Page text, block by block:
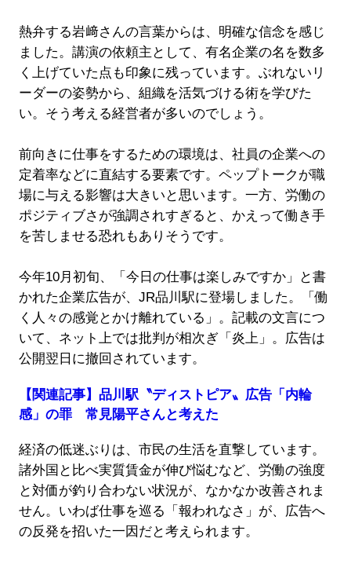
熱弁する岩﨑さんの言葉からは、明確な信念を感じ
ました。講演の依頼主として、有名企業の名を数多
く上げていた点も印象に残っています。ぶれないリ
ーダーの姿勢から、組織を活気づける術を学びた
い。そう考える経営者が多いのでしょう。
前向きに仕事をするための環境は、社員の企業への
定着率などに直結する要素です。ペップトークが職
場に与える影響は大きいと思います。一方、労働の
ポジティブさが強調されすぎると、かえって働き手
を苦しませる恐れもありそうです。
今年10月初旬、「今日の仕事は楽しみですか」と書
かれた企業広告が、JR品川駅に登場しました。「働
く人々の感覚とかけ離れている」。記載の文言につ
いて、ネット上では批判が相次ぎ「炎上」。広告は
公開翌日に撤回されています。
【関連記事】品川駅〝ディストピア〟広告「内輪
感」の罪 常見陽平さんと考えた
経済の低迷ぶりは、市民の生活を直撃しています。
諸外国と比べ実質賃金が伸び悩むなど、労働の強度
と対価が釣り合わない状況が、なかなか改善されま
せん。いわば仕事を巡る「報われなさ」が、広告へ
の反発を招いた一因だと考えられます。